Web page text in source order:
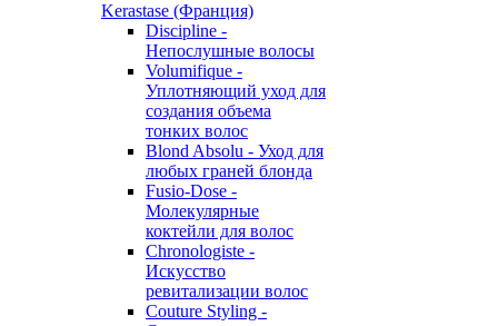
Kerastase (Франция)
Discipline -
Непослушные волосы
Volumifique -
Уплотняющий уход для
создания объема
тонких волос
Blond Absolu - Уход для
любых граней блонда
Fusio-Dose -
Молекулярные
коктейли для волос
Chronologiste -
Искусство
ревитализации волос
Couture Styling -